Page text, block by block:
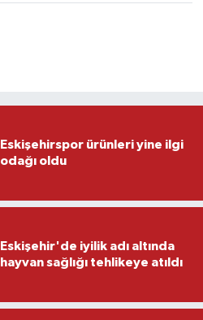
Eskişehirspor ürünleri yine ilgi
odağı oldu
Eskişehir'de iyilik adı altında
hayvan sağlığı tehlikeye atıldı